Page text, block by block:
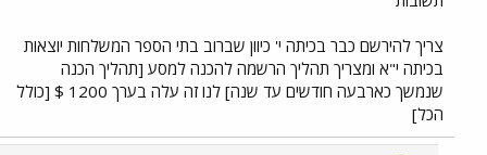
צריך להירשם כבר בכיתה י' כיוון שברוב בתי הספר המשלחות יוצאות
בכיתה י"א ומצריך תהליך הרשמה להכנה למסע [תהליך הכנה
שנמשך כארבעה חודשים עד שנה] לנו זה עלה בערך 1200 $ [כולל
הכל]